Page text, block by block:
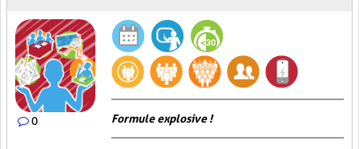
0 Formule explosive !